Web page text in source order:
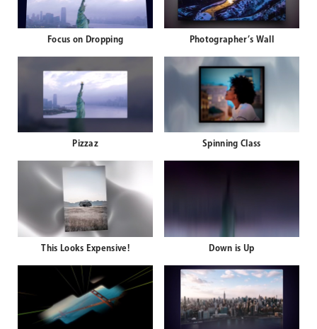
Focus on Dropping Photographer’s Wall
Pizzaz Spinning Class
This Looks Expensive! Down is Up